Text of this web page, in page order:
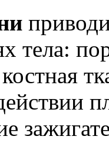
тела: